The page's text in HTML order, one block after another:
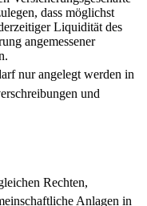
dass möglichst
Liquidität des
angemessener
nur angelegt werden in
und
Rechten,
Anlagen in